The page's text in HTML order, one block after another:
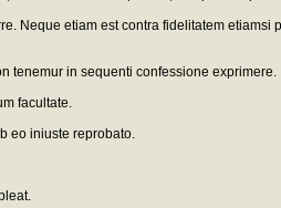
Neque etiam est contra fidelitatem
tenemur in sequenti confessione exprimere.
facultate.
eo iniuste reprobato.